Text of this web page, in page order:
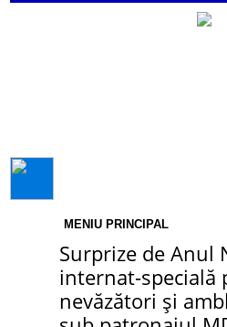
MENIU PRINCIPAL
Surprize de Anul
internat-specială
nevăzători și